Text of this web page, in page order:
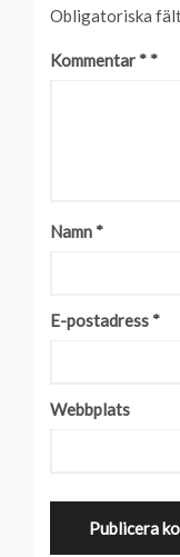
Obligatoriska
Kommentar *
Namn *
E-postadress *
Webbplats